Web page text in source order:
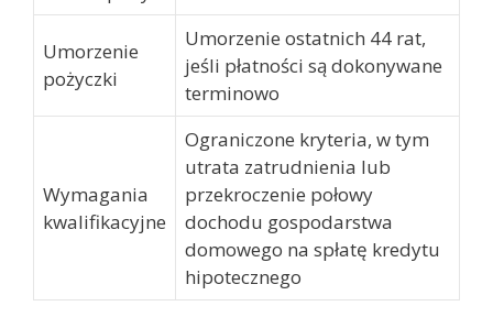
Umorzenie
pożyczki
Umorzenie ostatnich 44 rat,
jeśli płatności są dokonywane
terminowo
Wymagania
kwalifikacyjne
Ograniczone kryteria, w tym
utrata zatrudnienia lub
przekroczenie połowy
dochodu gospodarstwa
domowego na spłatę kredytu
hipotecznego